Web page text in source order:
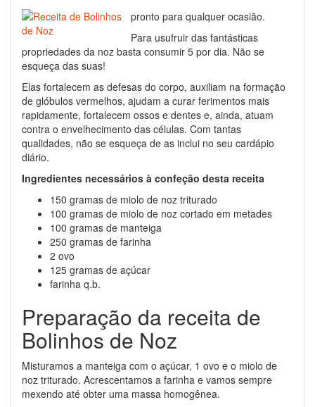
pronto para qualquer ocasião.
Para usufruir das fantásticas
propriedades da noz basta consumir 5 por dia. Não se
esqueça das suas!
Elas fortalecem as defesas do corpo, auxiliam na formação
de glóbulos vermelhos, ajudam a curar ferimentos mais
rapidamente, fortalecem ossos e dentes e, ainda, atuam
contra o envelhecimento das células. Com tantas
qualidades, não se esqueça de as inclui no seu cardápio
diário.
Ingredientes necessários à confeção desta receita
150 gramas de miolo de noz triturado
100 gramas de miolo de noz cortado em metades
100 gramas de manteiga
250 gramas de farinha
2 ovo
125 gramas de açúcar
farinha q.b.
Preparação da receita de
Bolinhos de Noz
Misturamos a manteiga com o açúcar, 1 ovo e o miolo de
noz triturado. Acrescentamos a farinha e vamos sempre
mexendo até obter uma massa homogênea.